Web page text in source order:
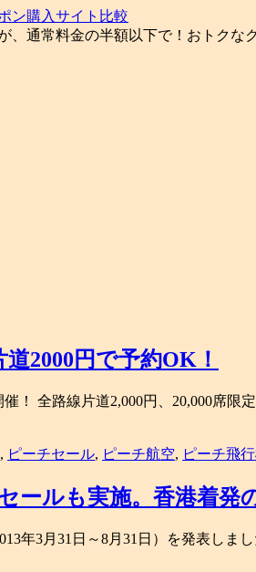
ン購入サイト比較
通常料金の半額以下で！おトクな
2000円で予約OK！
！ 全路線片道2,000円、20,000席限
, ピーチセール, ピーチ航空, ピーチ飛
ールも実施。香港着発
年3月31日～8月31日）を発表し